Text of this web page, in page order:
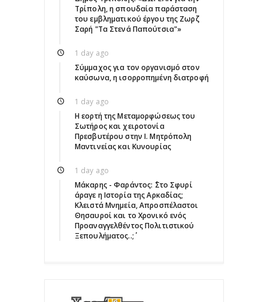
Τρίπολη, η σπουδαία παράσταση
του εμβληματικού έργου της Ζωρζ
Σαρή "Τα Στενά Παπούτσια"»
1 day ago
Σύμμαχος για τον οργανισμό στον
καύσωνα, η ισορροπημένη διατροφή
1 day ago
Η εορτή της Μεταμορφώσεως του
Σωτήρος και χειροτονία
Πρεσβυτέρου στην Ι. Μητρόπολη
Μαντινείας και Κυνουρίας
1 day ago
Μάκαρης - Φαράντος: ΄΄Στο Σφυρί
άραγε η Ιστορία της Αρκαδίας;
Κλειστά Μνημεία, Απροσπέλαστοι
Θησαυροί και το Χρονικό ενός
Προαναγγελθέντος Πολιτιστικού
Ξεπουλήματος..;΄΄